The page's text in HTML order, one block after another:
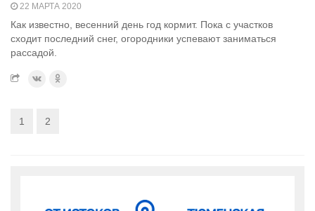
22 МАРТА 2020
Как известно, весенний день год кормит. Пока с участков
сходит последний снег, огородники успевают заниматься
рассадой.
1 2